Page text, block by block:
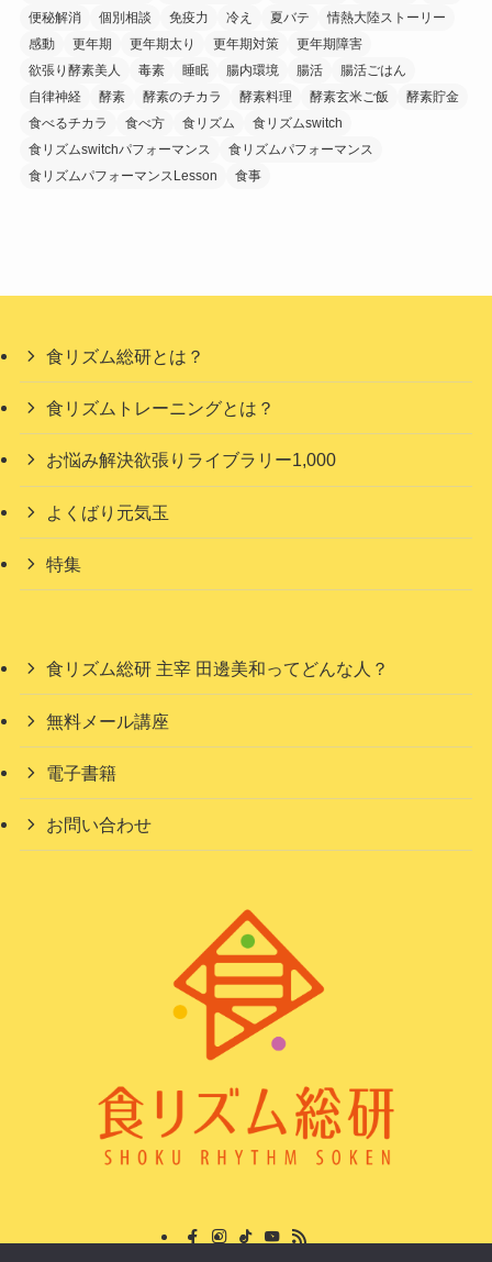
便秘解消
個別相談 免疫力 冷え 夏バテ
情熱大陸ストーリー
感動
更年期 更年期太り 更年期対策
更年期障害
欲張り酵素美人
毒素 睡眠 腸内環境 腸活
腸活ごはん
自律神経
酵素 酵素のチカラ 酵素料理 酵素玄米ご飯
酵素貯金
食べるチカラ
食べ方 食リズム
食リズムswitch
食リズムswitchパフォーマンス
食リズムパフォーマンス
食リズムパフォーマンスLesson
食事
食リズム総研とは？
食リズムトレーニングとは？
お悩み解決欲張りライブラリー1,000
よくばり元気玉
特集
食リズム総研 主宰 田邊美和ってどんな人？
無料メール講座
電子書籍
お問い合わせ